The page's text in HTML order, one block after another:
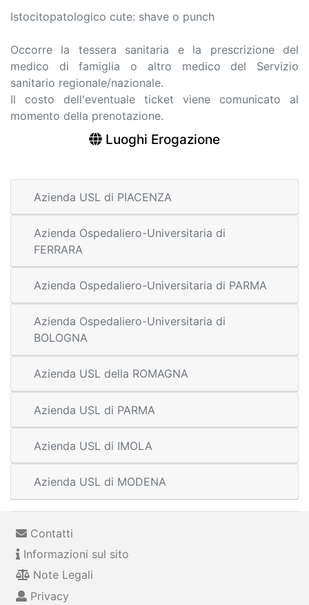
Istocitopatologico cute: shave o punch
Occorre la tessera sanitaria e la prescrizione del
medico di famiglia o altro medico del Servizio
sanitario regionale/nazionale.
Il costo dell'eventuale ticket viene comunicato al
momento della prenotazione.
Luoghi Erogazione
Azienda USL di PIACENZA
Azienda Ospedaliero-Universitaria di
FERRARA
Azienda Ospedaliero-Universitaria di PARMA
Azienda Ospedaliero-Universitaria di
BOLOGNA
Azienda USL della ROMAGNA
Azienda USL di PARMA
Azienda USL di IMOLA
Azienda USL di MODENA
Contatti
Informazioni sul sito
Note Legali
Privacy